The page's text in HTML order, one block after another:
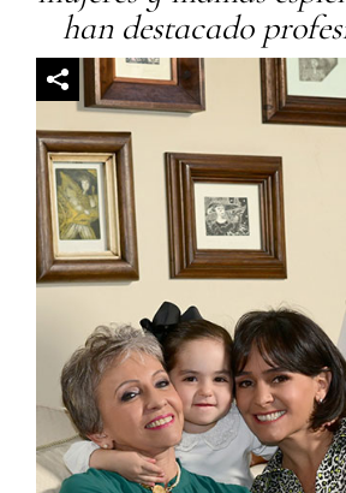
han destacado